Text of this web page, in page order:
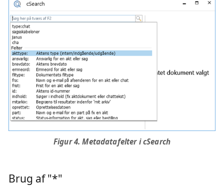
Figur 4. Metadatafelter i cSearch
Brug af "*"